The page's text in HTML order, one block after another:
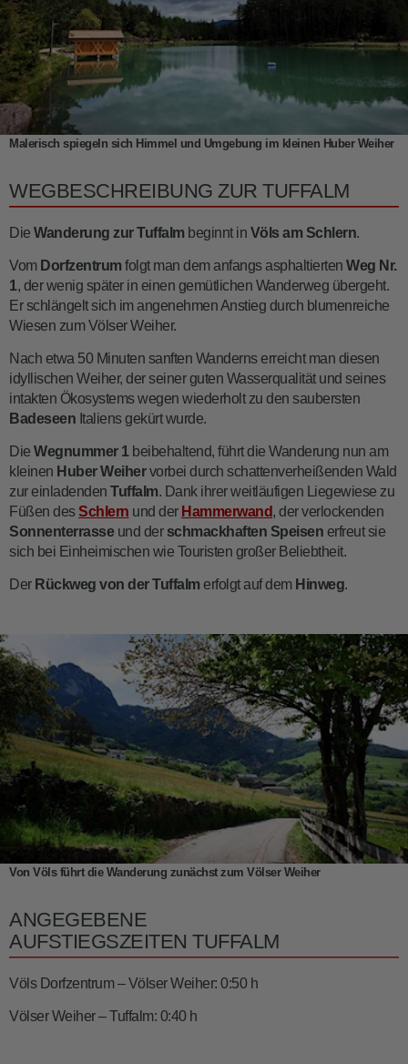
Malerisch spiegeln sich Himmel und Umgebung im kleinen Huber Weiher
WEGBESCHREIBUNG ZUR TUFFALM
Die Wanderung zur Tuffalm beginnt in Völs am Schlern.
Vom Dorfzentrum folgt man dem anfangs asphaltierten Weg Nr.
1, der wenig später in einen gemütlichen Wanderweg übergeht.
Er schlängelt sich im angenehmen Anstieg durch blumenreiche
Wiesen zum Völser Weiher.
Nach etwa 50 Minuten sanften Wanderns erreicht man diesen
idyllischen Weiher, der seiner guten Wasserqualität und seines
intakten Ökosystems wegen wiederholt zu den saubersten
Badeseen Italiens gekürt wurde.
Die Wegnummer 1beibehaltend, führt die Wanderung nun am
kleinen Huber Weihervorbei durch schattenverheißenden Wald
zur einladenden Tuffalm. Dank ihrer weitläufigen Liegewiese zu
Füßen des Schlern und der Hammerwand, der verlockenden
Sonnenterrasseund der schmackhaften Speisen erfreut sie
sich bei Einheimischen wie Touristen großer Beliebtheit.
Der Rückweg von der Tuffalm erfolgt auf dem Hinweg.
Von Völs führt die Wanderung zunächst zum Völser Weiher
ANGEGEBENE
AUFSTIEGSZEITEN TUFFALM
Völs Dorfzentrum – Völser Weiher: 0:50 h
Völser Weiher – Tuffalm: 0:40 h